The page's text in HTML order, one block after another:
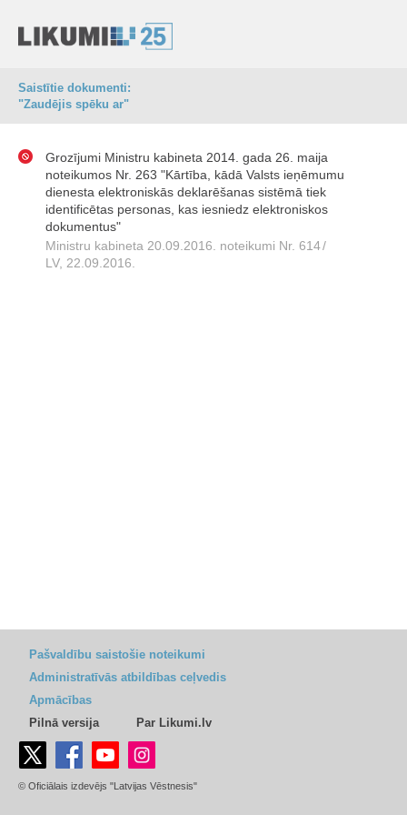
Saistītie dokumenti:
"Zaudējis spēku ar"
Grozījumi Ministru kabineta 2014. gada 26. maija
noteikumos Nr. 263 "Kārtība, kādā Valsts ieņēmumu
dienesta elektroniskās deklarēšanas sistēmā tiek
identificētas personas, kas iesniedz elektroniskos
dokumentus"
Ministru kabineta 20.09.2016. noteikumi Nr. 614/
LV, 22.09.2016.
Pašvaldību saistošie noteikumi
Administratīvās atbildības ceļvedis
Apmācības
Pilnā versija
Par Likumi.lv
© Oficiālais izdevējs "Latvijas Vēstnesis"